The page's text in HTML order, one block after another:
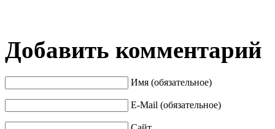
Добавить комментарий
Имя (обязательное)
E-Mail (обязательное)